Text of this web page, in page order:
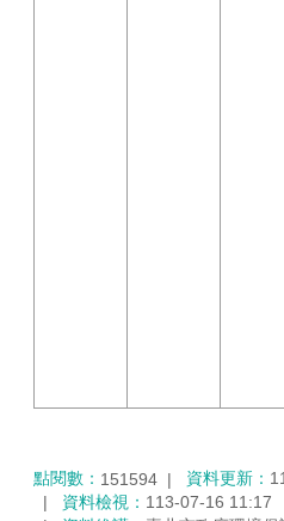
點閱數： 151594 資料更新：
資料檢視： 113-07-16 11:17